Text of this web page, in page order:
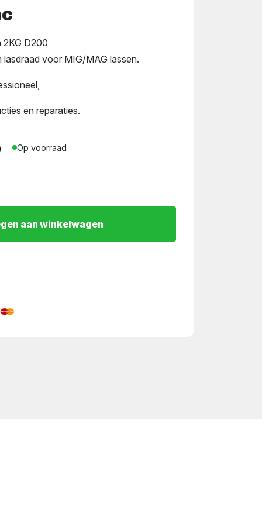
2KG D200
lasdraad voor MIG/MAG lassen.
en reparaties.
Op voorraad
aan winkelwagen